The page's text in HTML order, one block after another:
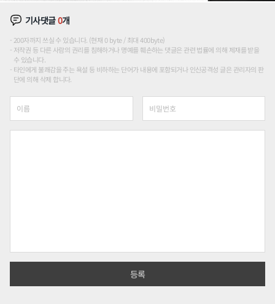
기사댓글0개
200자까지 쓰실 수 있습니다. (현재 0 byte / 최대 400byte)
저작권 등 다른 사람의 권리를 침해하거나 명예를 훼손하는 댓글은 관련 법률에 의해 제재를 받을
수 있습니다.
타인에게 불쾌감을 주는 욕설 등 비하하는 단어가 내용에 포함되거나 인신공격성 글은 관리자의 판
단에 의해 삭제 합니다.